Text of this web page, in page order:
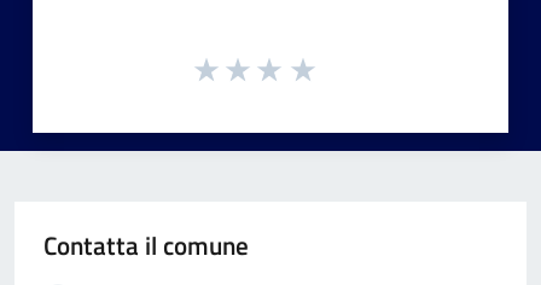
Contatta il comune